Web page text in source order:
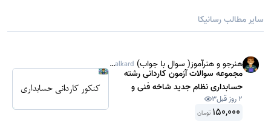
سایر مطالب رسانیکا
هنرجو و هنرآموز( سوال با جواب) @Sanjeshamalkard
مجموعه سوالات آزمون کاردانی رشته
حسابداری نظام جدید شاخه فنی و
1401 و 1402 با جواب .
2 روز قبل 3
150,000 تومان